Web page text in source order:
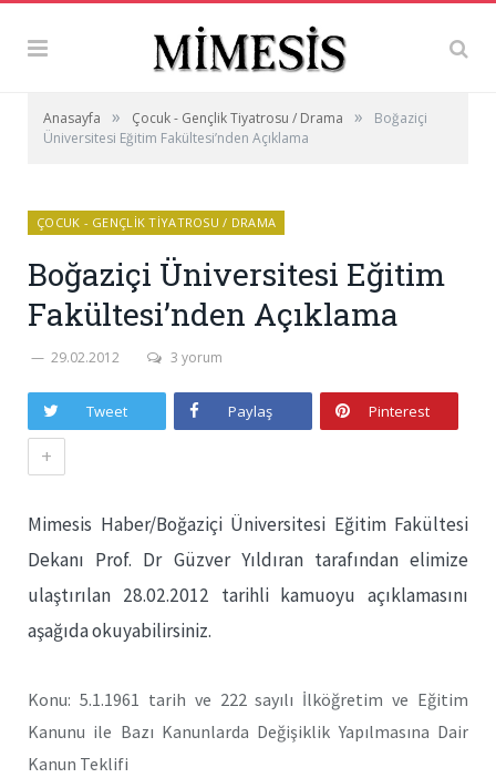
Anasayfa » Çocuk - Gençlik Tiyatrosu / Drama »
Boğaziçi
Üniversitesi Eğitim Fakültesi’nden Açıklama
ÇOCUK - GENÇLIK TIYATROSU / DRAMA
Boğaziçi Üniversitesi Eğitim
Fakültesi’nden Açıklama
29.02.2012 3 yorum
Tweet Paylaş Pinterest
+
Mimesis Haber/Boğaziçi Üniversitesi Eğitim Fakültesi
Dekanı Prof. Dr Güzver Yıldıran tarafından elimize
ulaştırılan 28.02.2012 tarihli kamuoyu açıklamasını
aşağıda okuyabilirsiniz.
Konu: 5.1.1961 tarih ve 222 sayılı İlköğretim ve Eğitim
Kanunu ile Bazı Kanunlarda Değişiklik Yapılmasına Dair
Kanun Teklifi